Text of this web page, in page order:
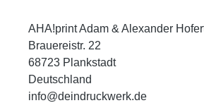
AHA!print Adam & Alexander
Brauereistr. 22
68723 Plankstadt
Deutschland
info@deindruckwerk.de